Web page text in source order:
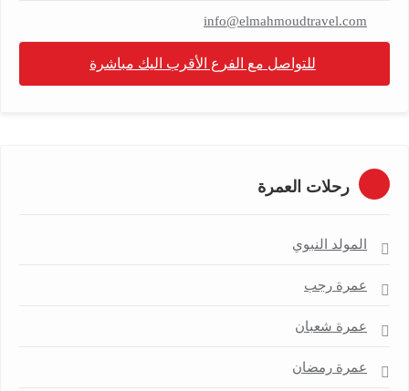
info@elmahmoudtravel.com
للتواصل مع الفرع الأقرب اليك مباشرة
رحلات العمرة
المولد النبوي
عمرة رجب
عمرة شعبان
عمرة رمضان